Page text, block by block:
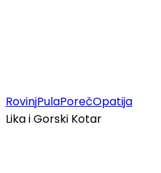
RovinjPulaPorečOpatija
Lika i Gorski Kotar